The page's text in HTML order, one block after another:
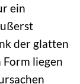
ein
der glatten
liegen